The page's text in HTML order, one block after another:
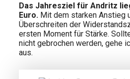
Das Jahresziel für Andritz
Euro. Mit dem starken Anstieg
Überschreiten der
ersten Moment für Stärke.
nicht gebrochen werden, gehe
aus.